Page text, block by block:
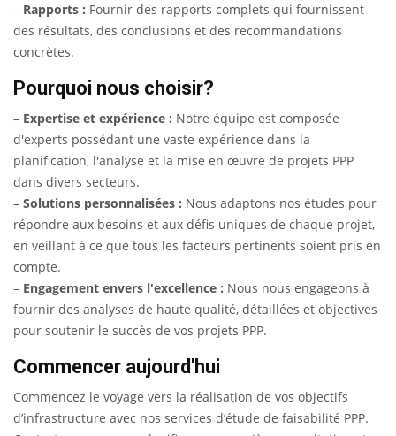
– Rapports : Fournir des rapports complets qui fournissent
des résultats, des conclusions et des recommandations
concrètes.
Pourquoi nous choisir?
– Expertise et expérience : Notre équipe est composée
d'experts possédant une vaste expérience dans la
planification, l'analyse et la mise en œuvre de projets PPP
dans divers secteurs.
– Solutions personnalisées : Nous adaptons nos études pour
répondre aux besoins et aux défis uniques de chaque projet,
en veillant à ce que tous les facteurs pertinents soient pris en
compte.
– Engagement envers l'excellence : Nous nous engageons à
fournir des analyses de haute qualité, détaillées et objectives
pour soutenir le succès de vos projets PPP.
Commencer aujourd'hui
Commencez le voyage vers la réalisation de vos objectifs
d’infrastructure avec nos services d’étude de faisabilité PPP.